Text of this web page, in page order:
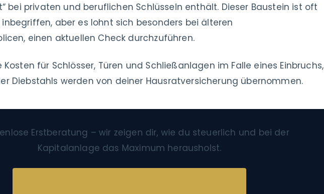
bei privaten und beruflichen Schlüsseln enthält. Dieser Baustein ist oft
aber es lohnt sich besonders bei älteren
einen aktuellen Check durchzuführen.
Kosten für Schlösser, Türen und Schließanlagen im Falle eines Einbruchs,
Diebstahls werden von deiner Hausratversicherung übernommen.
Erstberatung – wir zeigen dir, wie du steuerlich und bei der
Kapitalanlage das Maximum herausholst.